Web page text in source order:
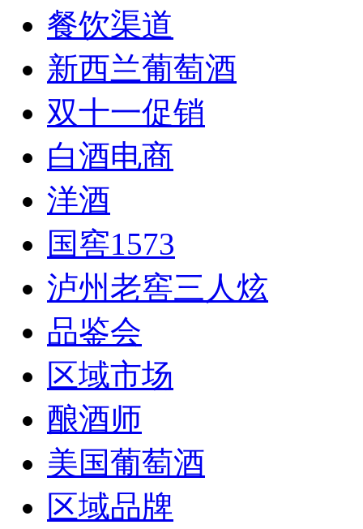
餐饮渠道
新西兰葡萄酒
双十一促销
白酒电商
洋酒
国窖1573
泸州老窖三人炫
品鉴会
区域市场
酿酒师
美国葡萄酒
区域品牌